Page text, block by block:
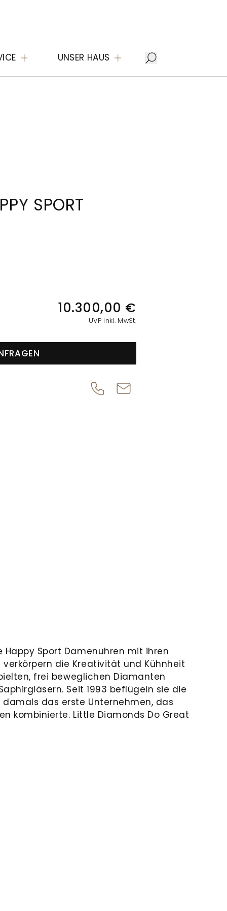
UNSER HAUS
SPORT
10.300,00 €
UVP inkl. MwSt.
Happy Sport Damenuhren mit ihren
die Kreativität und Kühnheit
frei beweglichen Diamanten
Seit 1993 beflügeln sie die
das erste Unternehmen, das
kombinierte. Little Diamonds Do Great